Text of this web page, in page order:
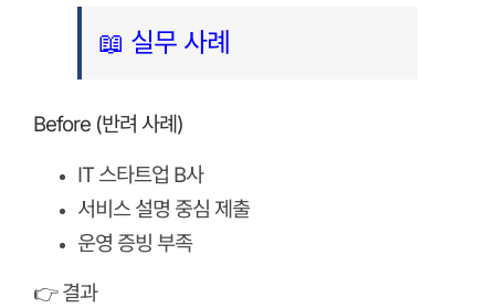
📖 실무 사례
Before (반려 사례)
IT 스타트업 B사
서비스 설명 중심 제출
운영 증빙 부족
👉 결과